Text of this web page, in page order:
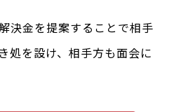
決金を提案することで相手
処を設け、相手方も面会に